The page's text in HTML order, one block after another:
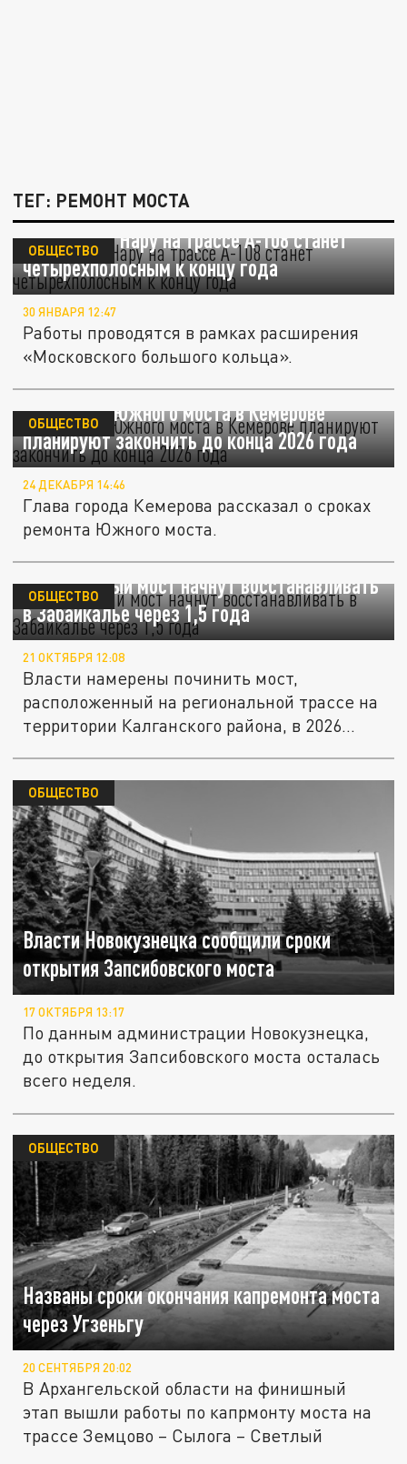
ТЕГ: РЕМОНТ МОСТА
Мост через Нару на трассе А-108 станет
четырёхполосным к концу года
ОБЩЕСТВО
30 ЯНВАРЯ 12:47
Работы проводятся в рамках расширения
«Московского большого кольца».
Капремонт Южного моста в Кемерове
планируют закончить до конца 2026 года
ОБЩЕСТВО
24 ДЕКАБРЯ 14:46
Глава города Кемерова рассказал о сроках
ремонта Южного моста.
Разрушенный мост начнут восстанавливать
в Забайкалье через 1,5 года
ОБЩЕСТВО
21 ОКТЯБРЯ 12:08
Власти намерены починить мост,
расположенный на региональной трассе на
территории Калганского района, в 2026...
Власти Новокузнецка сообщили сроки
открытия Запсибовского моста
ОБЩЕСТВО
17 ОКТЯБРЯ 13:17
По данным администрации Новокузнецка,
до открытия Запсибовского моста осталась
всего неделя.
Названы сроки окончания капремонта моста
через Угзеньгу
ОБЩЕСТВО
20 СЕНТЯБРЯ 20:02
В Архангельской области на финишный
этап вышли работы по капрмонту моста на
трассе Земцово – Сылога – Светлый